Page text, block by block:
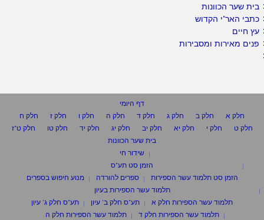
בית שער הכוונות
כתבי האר"י הקדוש
עץ חיים
פנים מאירות ומסבירות
דף היומי
חלק א
חלק ב חלק ג חלק ד חלק ה חלק ו חלק ז
חלק ח
חלק ט
חלק י חלק יא חלק יב חלק יג חלק יד חלק טו
חלק ט"ז
בית שער הכוונות
שידור חי
הזמן סט תע"ס
הזמן סט תלמוד עשר הספירות
ספרים להורדה
מנוע חיפוש בספרים
תלמוד עשר הספירות בעיון
תלמוד עשר הספירות חלק א
תע"ס חלק ב' עיון
תע"ס חלק ג' עיון
תלמוד עשר הספירות חלק ד
תלמוד עשר הספירות חלק ה